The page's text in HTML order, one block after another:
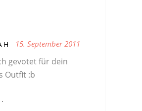
15. September 2011
gevotet für dein
Outfit :b